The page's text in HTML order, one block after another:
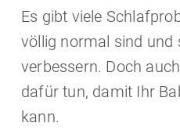
Es gibt viele
völlig normal sind und
verbessern. Doch
dafür tun, damit Ihr
kann.